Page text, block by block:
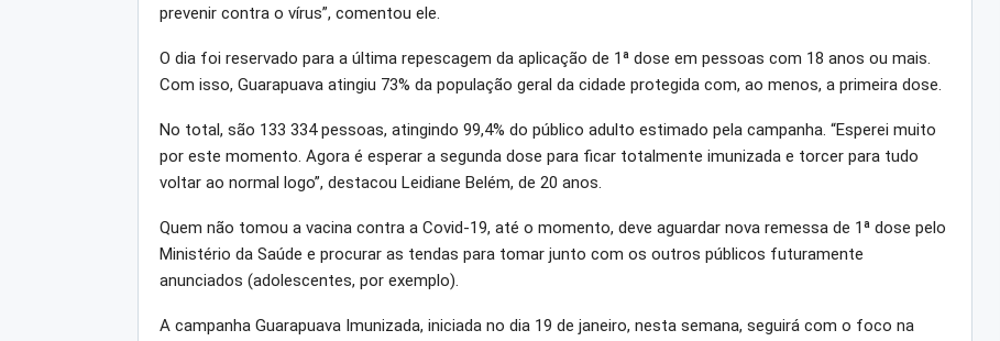
prevenir contra o vírus”, comentou ele.
O dia foi reservado para a última repescagem da aplicação de 1ª dose em pessoas com 18 anos ou mais.
Com isso, Guarapuava atingiu 73% da população geral da cidade protegida com, ao menos, a primeira dose.
No total, são 133 334 pessoas, atingindo 99,4% do público adulto estimado pela campanha. “Esperei muito
por este momento. Agora é esperar a segunda dose para ficar totalmente imunizada e torcer para tudo
voltar ao normal logo”, destacou Leidiane Belém, de 20 anos.
Quem não tomou a vacina contra a Covid-19, até o momento, deve aguardar nova remessa de 1ª dose pelo
Ministério da Saúde e procurar as tendas para tomar junto com os outros públicos futuramente
anunciados (adolescentes, por exemplo).
A campanha Guarapuava Imunizada, iniciada no dia 19 de janeiro, nesta semana, seguirá com o foco na